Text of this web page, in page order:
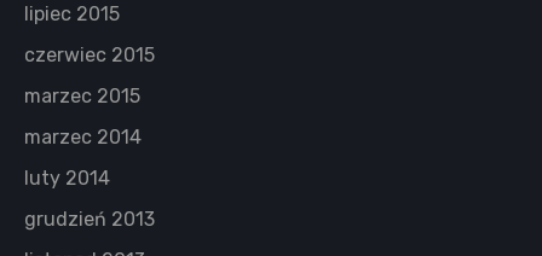
lipiec 2015
czerwiec 2015
marzec 2015
marzec 2014
luty 2014
grudzień 2013